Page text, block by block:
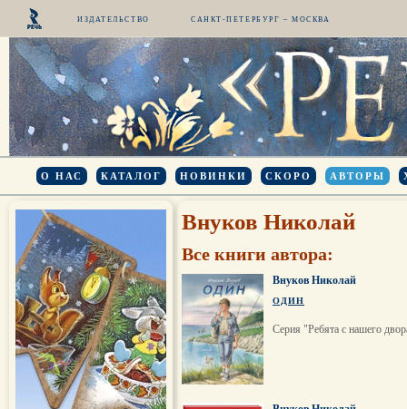
ИЗДАТЕЛЬСТВО САНКТ-ПЕТЕРБУРГ – МОСКВА
О НАС КАТАЛОГ НОВИНКИ СКОРО АВТОРЫ
Внуков Николай
Все книги автора:
Внуков Николай
ОДИН
Серия "Ребята с нашего